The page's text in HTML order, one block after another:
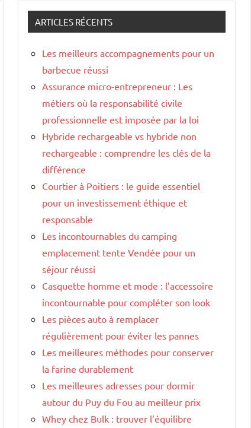
ARTICLES RÉCENTS
Les meilleurs accompagnements pour un
barbecue réussi
Assurance micro-entrepreneur : Les
métiers où la responsabilité civile
professionnelle est imposée par la loi
Hybride rechargeable vs hybride non
rechargeable : comprendre les clés de la
différence
Courtier à Poitiers : le guide essentiel
pour un investissement éthique et
responsable
Les incontournables du camping
emplacement tente Vendée pour un
séjour réussi
Casquette homme et mode : l’accessoire
incontournable pour compléter son look
Les pièces auto à remplacer
régulièrement pour éviter les pannes
Les meilleures méthodes pour conserver
la farine durablement
Les meilleures adresses pour dormir
autour du Puy du Fou au meilleur prix
Whey chez Bulk : trouver l’équilibre